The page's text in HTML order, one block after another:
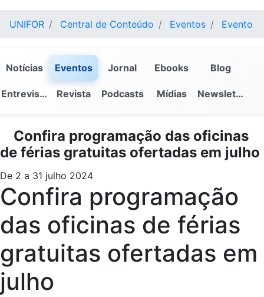
UNIFOR Central de Conteúdo Eventos Evento
Notícias Eventos Jornal Ebooks Blog
Entrevistas Revista Podcasts Mídias Newsletter
Confira programação das oficinas
de férias gratuitas ofertadas em julho
De 2 a 31 julho 2024
Confira programação
das oficinas de férias
gratuitas ofertadas em
julho